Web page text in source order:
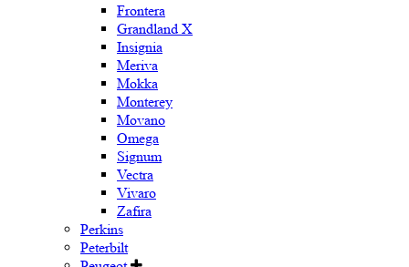
Frontera
Grandland X
Insignia
Meriva
Mokka
Monterey
Movano
Omega
Signum
Vectra
Vivaro
Zafira
Perkins
Peterbilt